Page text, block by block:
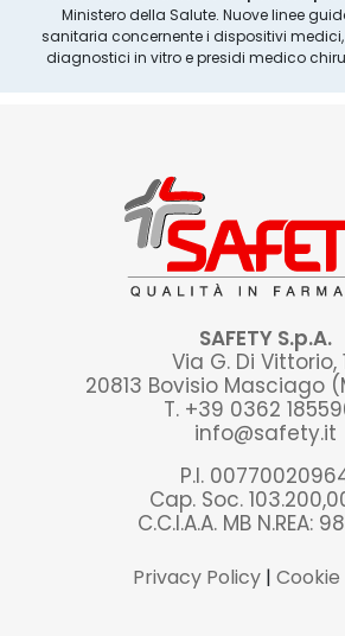
Ministero della Salute. Nuove linee
sanitaria concernente i dispositivi
diagnostici in vitro e presidi medico
SAFETY S.p.A.
Via G. Di Vittorio,
20813 Bovisio Masciago
T. +39 0362
info@safety.it
P.I.
Cap. Soc.
C.C.I.A.A. MB N.REA:
Privacy Policy|